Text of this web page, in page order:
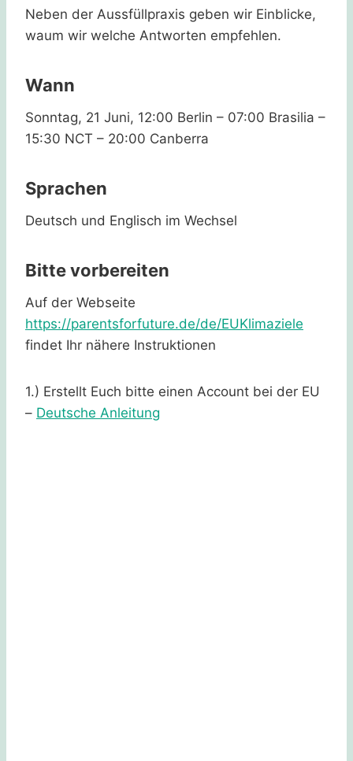
Neben der Aussfüllpraxis geben wir Einblicke,
waum wir welche Antworten empfehlen.
Wann
Sonntag, 21 Juni, 12:00 Berlin – 07:00 Brasilia –
15:30 NCT – 20:00 Canberra
Sprachen
Deutsch und Englisch im Wechsel
Bitte vorbereiten
Auf der Webseite
https://parentsforfuture.de/de/EUKlimaziele
findet Ihr nähere Instruktionen
1.) Erstellt Euch bitte einen Account bei der EU
– Deutsche Anleitung